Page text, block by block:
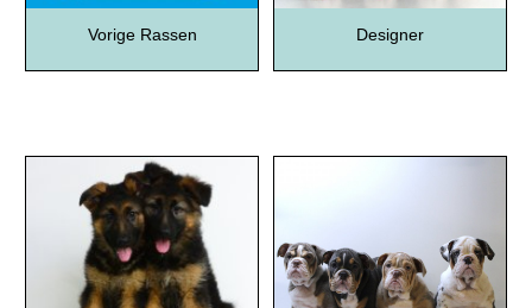
Vorige Rassen Designer